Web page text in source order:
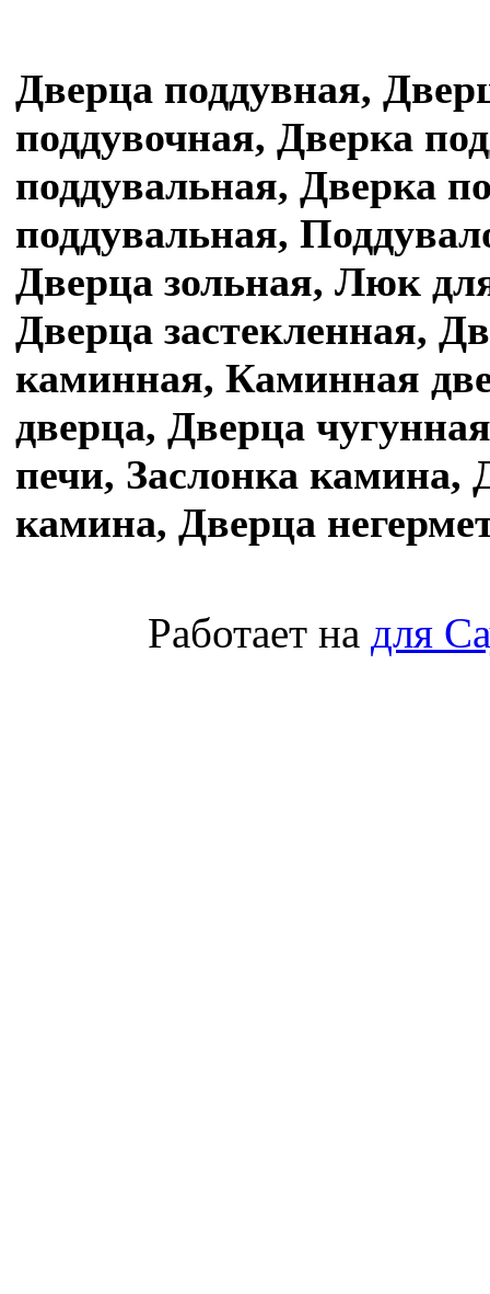
Дверца поддувная,
поддувочная, Дверка
поддувальная, Дверка
поддувальная,
Дверца зольная, Люк
Дверца застекленная,
каминная, Каминная
дверца, Дверца
печи, Заслонка камина,
камина, Дверца
Работает на для